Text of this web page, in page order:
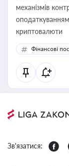
механізмів
оподаткуванням
криптовалюти
Фінансові
Зв'язатися: